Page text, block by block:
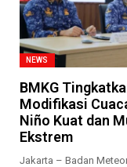
NEWS
BMKG
Modifikasi
Niño Kuat dan
Ekstrem
Jakarta – Badan